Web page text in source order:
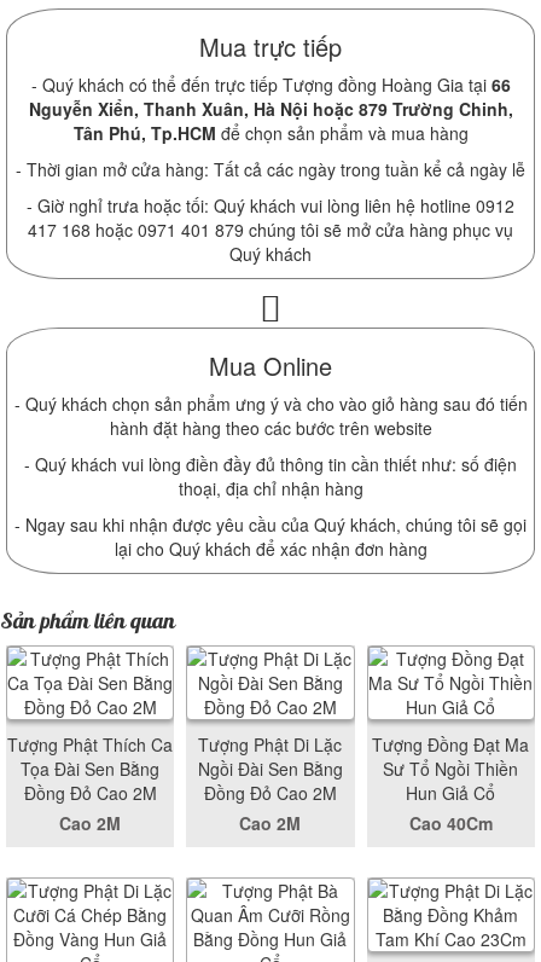
Mua trực tiếp
- Quý khách có thể đến trực tiếp Tượng đồng Hoàng Gia tại 66
Nguyễn Xiển, Thanh Xuân, Hà Nội hoặc 879 Trường Chinh,
Tân Phú, Tp.HCM để chọn sản phẩm và mua hàng
- Thời gian mở cửa hàng: Tất cả các ngày trong tuần kể cả ngày lễ
- Giờ nghỉ trưa hoặc tối: Quý khách vui lòng liên hệ hotline 0912
417 168 hoặc 0971 401 879 chúng tôi sẽ mở cửa hàng phục vụ
Quý khách
Mua Online
- Quý khách chọn sản phẩm ưng ý và cho vào giỏ hàng sau đó tiến
hành đặt hàng theo các bước trên website
- Quý khách vui lòng điền đầy đủ thông tin cần thiết như: số điện
thoại, địa chỉ nhận hàng
- Ngay sau khi nhận được yêu cầu của Quý khách, chúng tôi sẽ gọi
lại cho Quý khách để xác nhận đơn hàng
Sản phẩm liên quan
Tượng Phật Thích Ca
Tọa Đài Sen Bằng
Đồng Đỏ Cao 2M
Cao 2M
Tượng Phật Di Lặc
Ngồi Đài Sen Bằng
Đồng Đỏ Cao 2M
Cao 2M
Tượng Đồng Đạt Ma
Sư Tổ Ngồi Thiền
Hun Giả Cổ
Cao 40Cm